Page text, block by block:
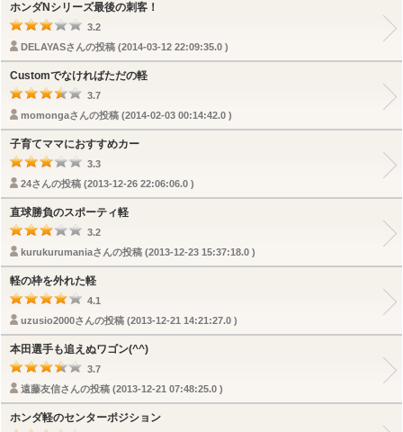
ホンダNシリーズ最後の刺客！
3.2
DELAYASさんの投稿 (2014-03-12 22:09:35.0 )
Customでなければただの軽
3.7
momongaさんの投稿 (2014-02-03 00:14:42.0 )
子育てママにおすすめカー
3.3
24さんの投稿 (2013-12-26 22:06:06.0 )
直球勝負のスポーティ軽
3.2
kurukurumaniaさんの投稿 (2013-12-23 15:37:18.0 )
軽の枠を外れた軽
4.1
uzusio2000さんの投稿 (2013-12-21 14:21:27.0 )
本田選手も追えぬワゴン(^^)
3.7
遠藤友信さんの投稿 (2013-12-21 07:48:25.0 )
ホンダ軽のセンターポジション